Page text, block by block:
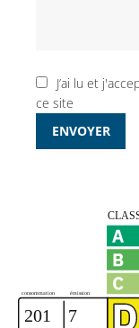
J’ai lu et
ce site
ENVOYER